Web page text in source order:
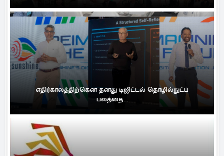
எதிர்காலத்திற்கென தனது டிஜிட்டல் தொழில்நுட்ப
பலத்தை...